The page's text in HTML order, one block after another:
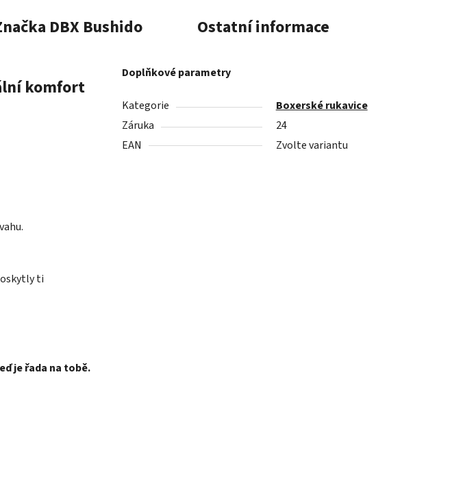
DBX Bushido Ostatní informace
komfort
ti
je řada na tobě.
Doplňkové parametry
Kategorie
Boxerské rukavice
Záruka
24
EAN
Zvolte variantu